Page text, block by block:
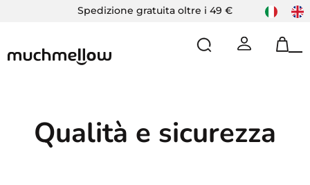
Spedizione gratuita oltre i 49 €
Qualità e sicurezza